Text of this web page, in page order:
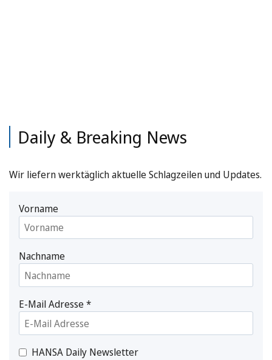
Daily & Breaking News
Wir liefern werktäglich aktuelle Schlagzeilen und Updates.
Vorname
Nachname
E-Mail Adresse*
HANSA Daily Newsletter